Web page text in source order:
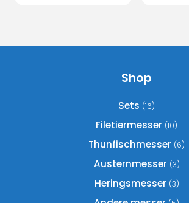
Shop
Sets (16)
Filetiermesser (10)
Thunfischmesser (6)
Austernmesser (3)
Heringsmesser (3)